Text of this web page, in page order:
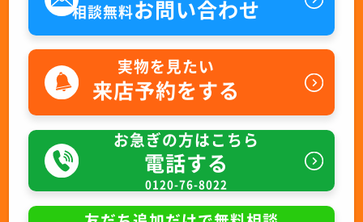
相談無料お問い合わせ
実物を見たい
来店予約をする
お急ぎの方はこちら
電話する
0120-76-8022